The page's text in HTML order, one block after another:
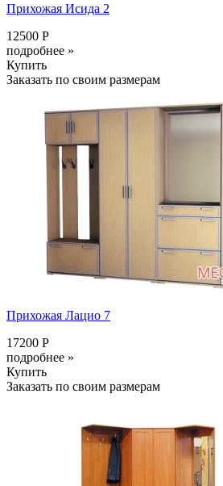
Прихожая Исида 2
12500 Р
подробнее »
Купить
Заказать по своим размерам
Прихожая Лацио 7
17200 Р
подробнее »
Купить
Заказать по своим размерам